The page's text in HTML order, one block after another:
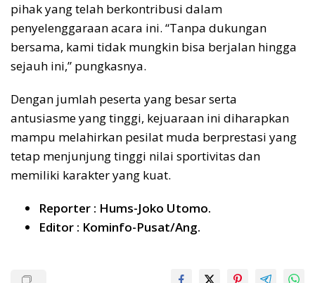
pihak yang telah berkontribusi dalam
penyelenggaraan acara ini. “Tanpa dukungan
bersama, kami tidak mungkin bisa berjalan hingga
sejauh ini,” pungkasnya.
Dengan jumlah peserta yang besar serta
antusiasme yang tinggi, kejuaraan ini diharapkan
mampu melahirkan pesilat muda berprestasi yang
tetap menjunjung tinggi nilai sportivitas dan
memiliki karakter yang kuat.
Reporter : Hums-Joko Utomo.
Editor : Kominfo-Pusat/Ang.